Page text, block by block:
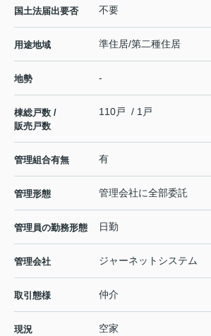
国土法届出要否 不要
用途地域 準住居/第二種住居
地勢 -
棟総戸数 /
販売戸数
110戸 / 1戸
管理組合有無 有
管理形態 管理会社に全部委託
管理員の勤務形態 日勤
管理会社 ジャーネットシステム
取引態様 仲介
現況 空家